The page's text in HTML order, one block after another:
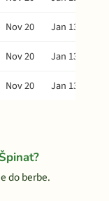
Nov 20
Jan 13
Nov 20
Jan 13
Nov 20 Jan 13
do berbe.